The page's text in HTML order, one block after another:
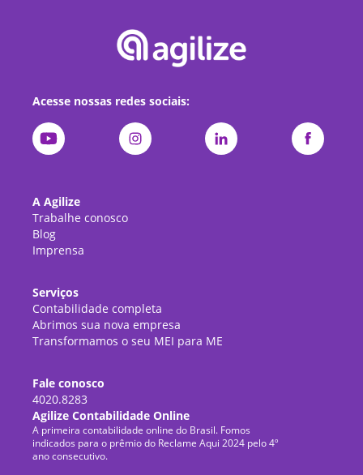
Acesse nossas redes sociais:
A Agilize
Trabalhe conosco
Blog
Imprensa
Serviços
Contabilidade completa
Abrimos sua nova empresa
Transformamos o seu MEI para ME
Fale conosco
4020.8283
Agilize Contabilidade Online
A primeira contabilidade online do Brasil. Fomos
indicados para o prêmio do Reclame Aqui 2024 pelo 4º
ano consecutivo.